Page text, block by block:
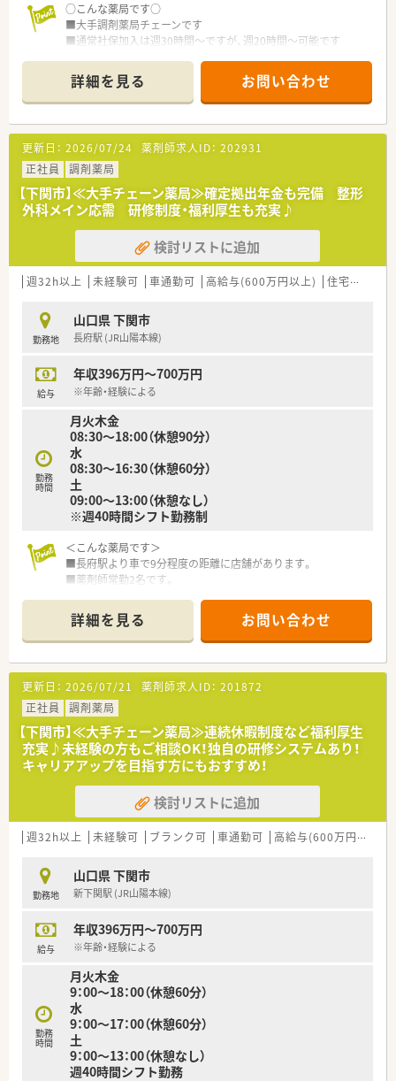
歩進んだ在宅医療を提供されています。在宅時には一人一台
ipadが支給されますので、今までの履歴や在宅記録も外出先で残
すことも可能となります。
■時短制度が小学校6年生になるまで使用できるサポート制度が
ございますので、産育休復帰率も非常に高く、ライフワークバラ
ンスも充実することが可能となります。
■年間休日126日（半日＋半日含む）と業界でも非常に長い休日
数です。また入社半年後、有給付与日数に応じて対象者にリフレ
ッシュ休暇（社員：最大７連休取得可能）がございます。
＜こんな方にもおすすめ＞
■プライベートもしっかり重視しながらメリハリをつけて働き
たい方
■薬剤師としてのスキルを磨きたい方
■新しいことにも積極的にチャレンジしたい方
○こんな薬局です○
■大手調剤薬局チェーンです
■通常社保加入は週30時間～ですが、週20時間～可能です
お休みが設定されています。その他充実の休暇制度で仕事と家
庭の両立が可能
■在宅業務も行っていますが、は基本施設となる為パートの方は
調剤業務がメインとなります
■薬剤師常勤3名。事務常勤1名体制
■教育体制充実しています
■電子薬歴完備しています
■車通勤可能です
○こんな方にオススメです○
■大手調剤薬局チェーンで働きたい方
■パート薬剤師として働きたい方
■子育て中の方
詳細を見る お問い合わせ
更新日： 2026/07/24 薬剤師求人ID： 202931
正社員
調剤薬局
【下関市】≪大手チェーン薬局≫確定拠出年金も完備 整形
外科メイン応需 研修制度・福利厚生も充実♪
検討リストに追加
週32h以上 未経験可 車通勤可 高給与(600万円以上) 住宅補助(手当)あり
勤務地
山口県 下関市
長府駅 (JR山陽本線)
給与
年収396万円～700万円
※年齢・経験による
勤務
時間
月火木金
08:30～18:00（休憩90分）
水
08:30～16:30（休憩60分）
土
09:00～13:00（休憩なし）
※週40時間シフト勤務制
＜こんな薬局です＞
■長府駅より車で9分程度の距離に店舗があります。
■薬剤師常勤2名です。
すので働きやすい環境です。
＜業務内容＞
■処方箋による調剤業務、服薬指導、薬剤情報の提供など
■近隣のクリニックより整形外科、リハビリテーション科、リウ
マチ科をメインに処方応需しています。
■処方箋枚数は約75枚/日です。
＜研修制度＞
■独自の研修システムを活用し、効率的かつ効果的なスキルアッ
プを支援しています。
■カフェテリア研修や社内学術大会など、目指す社会人像に合わ
せて学ぶ事ができる環境が整っています。
■大学と提携し、がん･高齢者医療など最新の知識修得をし、専
門性の高い薬剤師の育成しています。
を選択できる通信教育があります。
＜法人特徴＞
開業支援まで行っているため、医療機関との関係も良好で「医
薬連携」の取組みとして積極的にコミュニケーションを図ってい
■異動・転勤について
①全国勤務社員：全店舗を対象とした異動が可能な社員
②エリア社員：限定した地区内での転居を伴う異動が可能な社員
③薬剤師職Ⅲ（ローカル社員）：転居を伴う異動がない社員から選
択可能です。
■休暇制度や福利厚生面も充実
正社員であれば有給は入社時から付与。
詳細を見る お問い合わせ
更新日： 2026/07/21 薬剤師求人ID： 201872
正社員
調剤薬局
【下関市】≪大手チェーン薬局≫連続休暇制度など福利厚生
充実♪未経験の方もご相談OK！独自の研修システムあり！
キャリアアップを目指す方にもおすすめ！
検討リストに追加
週32h以上 未経験可 ブランク可 車通勤可 高給与(600万円以上)
勤務地
山口県 下関市
新下関駅 (JR山陽本線)
給与
年収396万円～700万円
※年齢・経験による
勤務
時間
月火木金
9：00～18：00（休憩60分）
水
9：00～17：00（休憩60分）
土
9：00～13：00（休憩なし）
週40時間シフト勤務